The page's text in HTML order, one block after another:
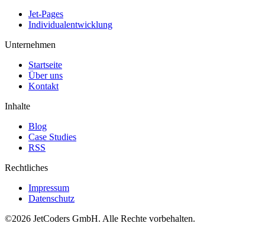
Jet-Pages
Individualentwicklung
Unternehmen
Startseite
Über uns
Kontakt
Inhalte
Blog
Case Studies
RSS
Rechtliches
Impressum
Datenschutz
©2026 JetCoders GmbH. Alle Rechte vorbehalten.